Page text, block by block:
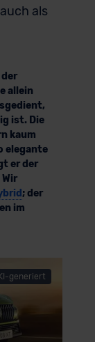
als
allein
ist. Die
kaum
elegante
er der
; der
im
KI-generiert